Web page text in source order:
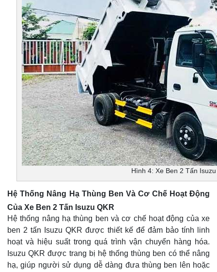
Hình 4: Xe Ben 2 Tấn Isuzu
Hệ Thống Nâng Hạ Thùng Ben Và Cơ Chế Hoạt Động
Của Xe Ben 2 Tấn Isuzu QKR
Hệ thống nâng hạ thùng ben và cơ chế hoạt động của xe
ben 2 tấn Isuzu QKR được thiết kế để đảm bảo tính linh
hoạt và hiệu suất trong quá trình vận chuyển hàng hóa.
Isuzu QKR được trang bị hệ thống thùng ben có thể nâng
hạ, giúp người sử dụng dễ dàng đưa thùng ben lên hoặc